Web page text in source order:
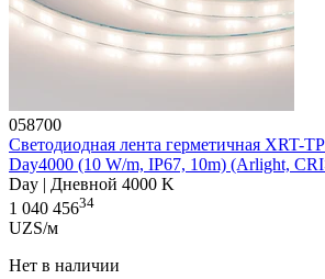
058700
Светодиодная лента герметичная XRT-
Day4000 (10 W/m, IP67, 10m) (Arlight,
Day | Дневной 4000 K
1 040 45634
UZS/м
Нет в наличии